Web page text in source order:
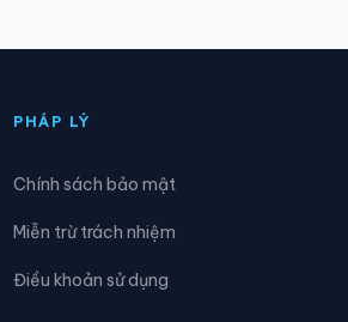
Xã Đam Rông 3
PHÁP LÝ
Chính sách bảo mật
Miễn trừ trách nhiệm
Điều khoản sử dụng